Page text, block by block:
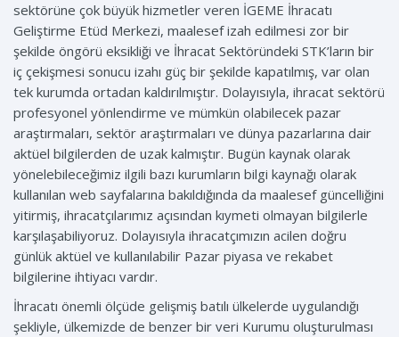
sektörüne çok büyük hizmetler veren İGEME İhracatı
Geliştirme Etüd Merkezi, maalesef izah edilmesi zor bir
şekilde öngörü eksikliği ve İhracat Sektöründeki STK’ların bir
iç çekişmesi sonucu izahı güç bir şekilde kapatılmış, var olan
tek kurumda ortadan kaldırılmıştır. Dolayısıyla, ihracat sektörü
profesyonel yönlendirme ve mümkün olabilecek pazar
araştırmaları, sektör araştırmaları ve dünya pazarlarına dair
aktüel bilgilerden de uzak kalmıştır. Bugün kaynak olarak
yönelebileceğimiz ilgili bazı kurumların bilgi kaynağı olarak
kullanılan web sayfalarına bakıldığında da maalesef güncelliğini
yitirmiş, ihracatçılarımız açısından kıymeti olmayan bilgilerle
karşılaşabiliyoruz. Dolayısıyla ihracatçımızın acilen doğru
günlük aktüel ve kullanılabilir Pazar piyasa ve rekabet
bilgilerine ihtiyacı vardır.
İhracatı önemli ölçüde gelişmiş batılı ülkelerde uygulandığı
şekliyle, ülkemizde de benzer bir veri Kurumu oluşturulması